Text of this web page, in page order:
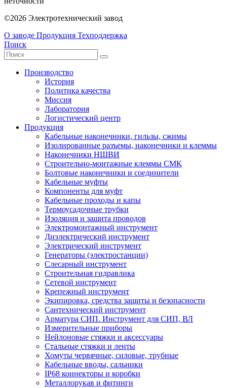
©2026 Электротехнический завод
О заводе Продукция Техподдержка
Поиск
Производство
История
Политика качества
Миссия
Лаборатория
Логистический центр
Продукция
Кабельные наконечники, гильзы, сжимы
Изолированные разъемы, наконечники и клеммы
Наконечники НШВИ
Строительно-монтажные клеммы СМК
Болтовые наконечники и соединители
Кабельные муфты
Компоненты для муфт
Кабельные проходы и капы
Термоусадочные трубки
Изоляция и защита проводов
Электромонтажный инструмент
Диэлектрический инструмент
Электрический инструмент
Генераторы (электростанции)
Слесарный инструмент
Строительная гидравлика
Сетевой инструмент
Крепежный инструмент
Экипировка, средства защиты и безопасности
Сантехнический инструмент
Арматура СИП. Инструмент для СИП, ВЛ
Измерительные приборы
Нейлоновые стяжки и аксессуары
Стальные стяжки и ленты
Хомуты червячные, силовые, трубные
Кабельные вводы, сальники
IP68 коннекторы и коробки
Металлорукав и фитинги